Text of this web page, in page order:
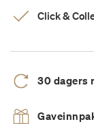
Click &
30 dagers